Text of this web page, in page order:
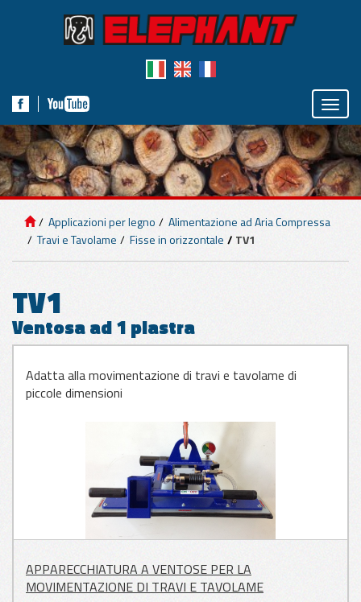
Toggle
IMPIANTI DI
SOLLEVAMENTO
APPLICAZIONI
CEMENTO
APPLICAZIONI
PER LAMIERA
PER LEGNO
Applicazioni per legno
Alimentazione ad Aria Compressa
Travi e Tavolame
Fisse in orizzontale TV1
TV1
Ventosa ad 1 piastra
Adatta alla movimentazione di travi e tavolame di
piccole dimensioni
APPARECCHIATURA A VENTOSE PER LA
MOVIMENTAZIONE DI TRAVI E TAVOLAME